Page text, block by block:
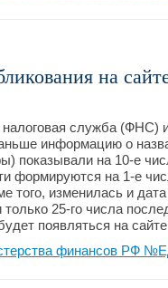
на
служба (ФНС)
информацию о
показывали на 10-е
формируются на 1-е
того, изменилась и
25-го числа
появляться на
финансов РФ